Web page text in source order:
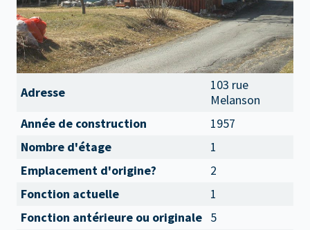
Adresse
103 rue
Melanson
Année de construction
1957
Nombre d'étage
1
Emplacement d'origine?
2
Fonction actuelle
1
Fonction antérieure ou originale 5